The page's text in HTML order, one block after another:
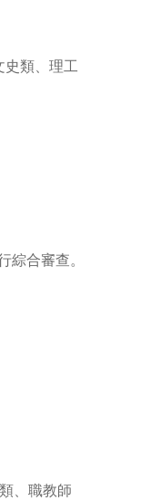
類、理工
合審查。
、職教師